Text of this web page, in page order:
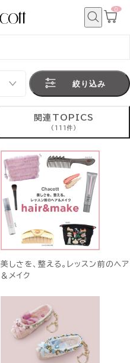
カ
0
絞り込み
関連TOPICS
(111件)
美しさを、整える。レッスン前のヘア
＆メイク